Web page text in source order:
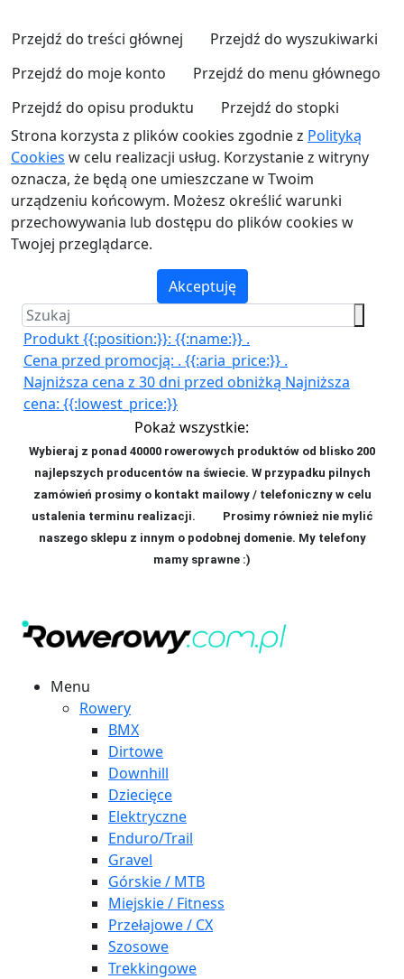
Przejdź do treści głównej
Przejdź do wyszukiwarki
Przejdź do moje konto
Przejdź do menu głównego
Przejdź do opisu produktu
Przejdź do stopki
Strona korzysta z plików cookies zgodnie z Polityką
Cookies w celu realizacji usług. Korzystanie z witryny
oznacza, że będą one umieszczane w Twoim
urządzeniu końcowym. Możesz określić warunki
przechowywania lub dostępu do plików cookies w
Twojej przeglądarce.
Akceptuję
Produkt {{:position:}}: {{:name:}} .
Cena przed promocją: . {{:aria_price:}} .
Najniższa cena z 30 dni przed obniżką Najniższa
cena: {{:lowest_price:}}
Pokaż wszystkie:
Wybieraj z ponad 40000 rowerowych produktów od blisko 200
najlepszych producentów na świecie. W przypadku pilnych
zamówień prosimy o kontakt mailowy / telefoniczny w celu
ustalenia terminu realizacji. Prosimy również nie mylić
naszego sklepu z innym o podobnej domenie. My telefony
mamy sprawne :)
Menu
Rowery
BMX
Dirtowe
Downhill
Dziecięce
Elektryczne
Enduro/Trail
Gravel
Górskie / MTB
Miejskie / Fitness
Przełajowe / CX
Szosowe
Trekkingowe